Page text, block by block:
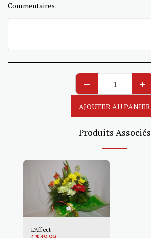
Commentaires:
AJOUTER AU PANIER
Produits Associés
L'Affect